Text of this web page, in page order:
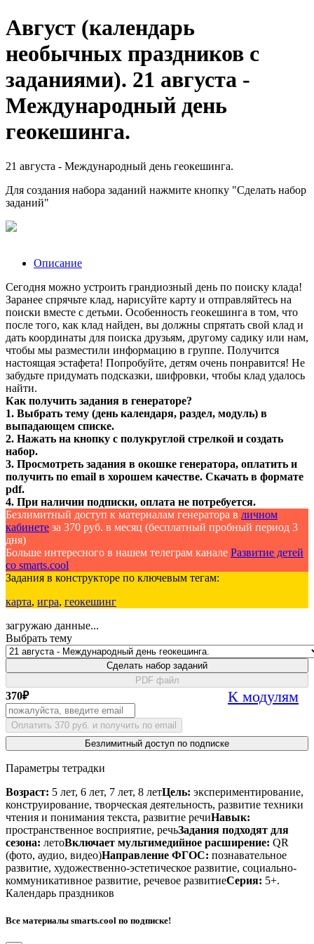
Август (календарь
необычных праздников с
заданиями). 21 августа -
Международный день
геокешинга.
21 августа - Международный день геокешинга.
Для создания набора заданий нажмите кнопку "Сделать набор
заданий"
Описание
Сегодня можно устроить грандиозный день по поиску клада!
Заранее спрячьте клад, нарисуйте карту и отправляйтесь на
поиски вместе с детьми. Особенность геокешинга в том, что
после того, как клад найден, вы должны спрятать свой клад и
дать координаты для поиска друзьям, другому садику или нам,
чтобы мы разместили информацию в группе. Получится
настоящая эстафета! Попробуйте, детям очень понравится! Не
забудьте придумать подсказки, шифровки, чтобы клад удалось
найти.
Как получить задания в генераторе?
1. Выбрать тему (день календаря, раздел, модуль) в
выпадающем списке.
2. Нажать на кнопку с полукруглой стрелкой и создать
набор.
3. Просмотреть задания в окошке генератора, оплатить и
получить по email в хорошем качестве. Скачать в формате
pdf.
4. При наличии подписки, оплата не потребуется.
Безлимитный доступ к материалам генератора в личном
кабинете за 370 руб. в месяц (бесплатный пробный период 3
дня)
Больше интересного в нашем телеграм канале Развитие детей
со smarts.cool
Задания в конструкторе по ключевым тегам:
карта, игра, геокешинг
загружаю данные...
Выбрать тему
Сделать набор заданий
PDF файл
370₽ К модулям
Оплатить 370 руб. и получить по email
Безлимитный доступ по подписке
Параметры тетрадки
Возраст: 5 лет, 6 лет, 7 лет, 8 летЦель: экспериментирование,
конструирование, творческая деятельность, развитие техники
чтения и понимания текста, развитие речиНавык:
пространственное восприятие, речьЗадания подходят для
сезона: летоВключает мультимедийное расширение: QR
(фото, аудио, видео)Направление ФГОС: познавательное
развитие, художественно-эстетическое развитие, социально-
коммуникативное развитие, речевое развитиеСерия: 5+.
Календарь праздников
Все материалы smarts.cool по подписке!